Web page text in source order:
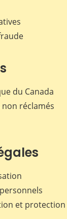
du Canada
réclamés
et